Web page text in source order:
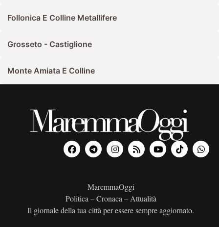
Follonica E Colline Metallifere
Grosseto - Castiglione
Monte Amiata E Colline
MaremmaOggi
Politica – Cronaca – Attualità
Il giornale della tua città per essere sempre aggiornato.